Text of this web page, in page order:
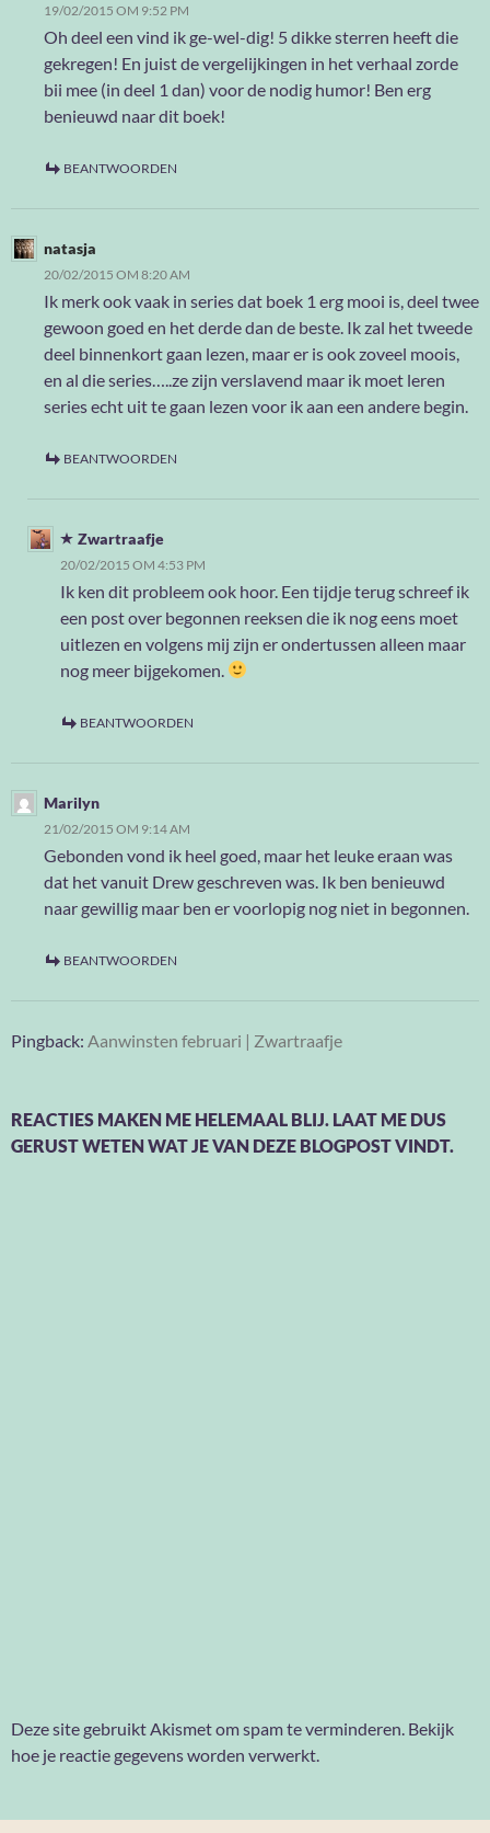
19/02/2015 OM 9:52 PM
Oh deel een vind ik ge-wel-dig! 5 dikke sterren heeft die
gekregen! En juist de vergelijkingen in het verhaal zorde
bii mee (in deel 1 dan) voor de nodig humor! Ben erg
benieuwd naar dit boek!
BEANTWOORDEN
natasja
20/02/2015 OM 8:20 AM
Ik merk ook vaak in series dat boek 1 erg mooi is, deel twee
gewoon goed en het derde dan de beste. Ik zal het tweede
deel binnenkort gaan lezen, maar er is ook zoveel moois,
en al die series…..ze zijn verslavend maar ik moet leren
series echt uit te gaan lezen voor ik aan een andere begin.
BEANTWOORDEN
Zwartraafje
20/02/2015 OM 4:53 PM
Ik ken dit probleem ook hoor. Een tijdje terug schreef ik
een post over begonnen reeksen die ik nog eens moet
uitlezen en volgens mij zijn er ondertussen alleen maar
nog meer bijgekomen.
BEANTWOORDEN
Marilyn
21/02/2015 OM 9:14 AM
Gebonden vond ik heel goed, maar het leuke eraan was
dat het vanuit Drew geschreven was. Ik ben benieuwd
naar gewillig maar ben er voorlopig nog niet in begonnen.
BEANTWOORDEN
Pingback: Aanwinsten februari | Zwartraafje
REACTIES MAKEN ME HELEMAAL BLIJ. LAAT ME DUS
GERUST WETEN WAT JE VAN DEZE BLOGPOST VINDT.
Deze site gebruikt Akismet om spam te verminderen. Bekijk
hoe je reactie gegevens worden verwerkt